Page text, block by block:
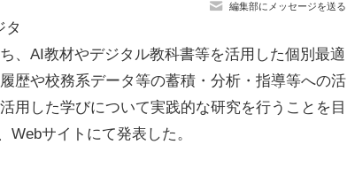
編集部にメッセージを送る
タ
、AI教材やデジタル教科書等を活用した個別最適
歴や校務系データ等の蓄積・分析・指導等への活
用した学びについて実践的な研究を行うことを目
Webサイトにて発表した。